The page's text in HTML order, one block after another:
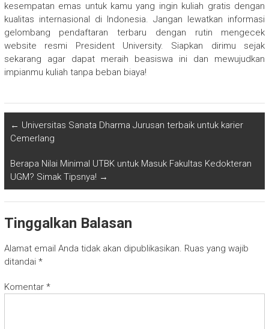
kesempatan emas untuk kamu yang ingin kuliah gratis dengan
kualitas internasional di Indonesia. Jangan lewatkan informasi
gelombang pendaftaran terbaru dengan rutin mengecek
website resmi President University. Siapkan dirimu sejak
sekarang agar dapat meraih beasiswa ini dan mewujudkan
impianmu kuliah tanpa beban biaya!
← Universitas Sanata Dharma Jurusan terbaik untuk karier
Cemerlang
Berapa Nilai Minimal UTBK untuk Masuk Fakultas Kedokteran
UGM? Simak Tipsnya! →
Tinggalkan Balasan
Alamat email Anda tidak akan dipublikasikan. Ruas yang wajib
ditandai *
Komentar *